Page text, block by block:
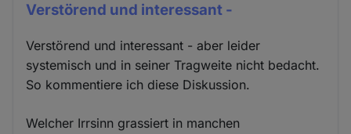
Verstörend und interessant -
Verstörend und interessant - aber leider
systemisch und in seiner Tragweite nicht bedacht.
So kommentiere ich diese Diskussion.
Welcher Irrsinn grassiert in manchen